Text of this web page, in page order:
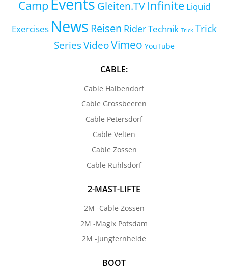
Camp Events Gleiten.TV Infinite Liquid
Exercises News Reisen RiderTechnik Trick Trick
SeriesVideoVimeo YouTube
CABLE:
Cable Halbendorf
Cable Grossbeeren
Cable Petersdorf
Cable Velten
Cable Zossen
Cable Ruhlsdorf
2-MAST-LIFTE
2M -Cable Zossen
2M -Magix Potsdam
2M -Jungfernheide
BOOT